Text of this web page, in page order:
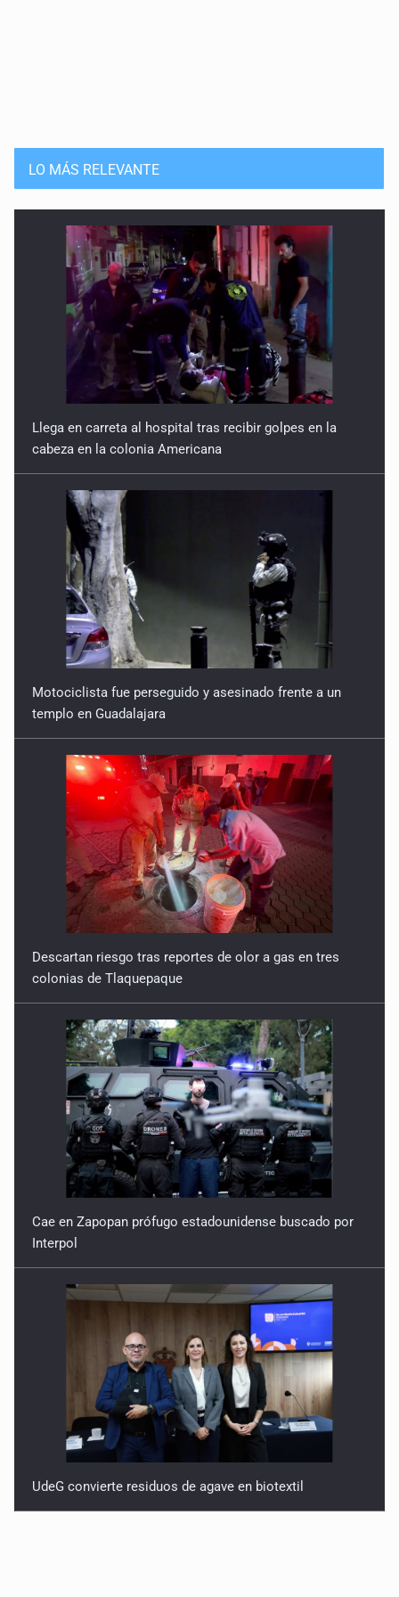
LO MÁS RELEVANTE
Llega en carreta al hospital tras recibir golpes en la
cabeza en la colonia Americana
Motociclista fue perseguido y asesinado frente a un
templo en Guadalajara
Descartan riesgo tras reportes de olor a gas en tres
colonias de Tlaquepaque
Cae en Zapopan prófugo estadounidense buscado por
Interpol
UdeG convierte residuos de agave en biotextil